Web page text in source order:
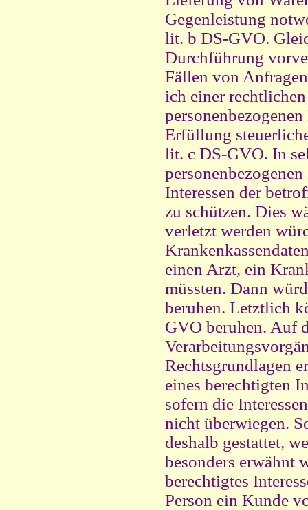
Gegenleistung
lit. b DS-GVO.
Durchführung
Fällen von
ich einer
Erfüllung
lit. c DS-GVO. In
Interessen der
zu schützen. Dies
verletzt werden
einen Arzt, ein
müssten. Dann
beruhen. Letztlich
GVO beruhen. Auf
Rechtsgrundlagen
eines berechtigten
sofern die
nicht überwiegen.
deshalb gestattet,
besonders erwähnt
berechtigtes
Person ein Kunde